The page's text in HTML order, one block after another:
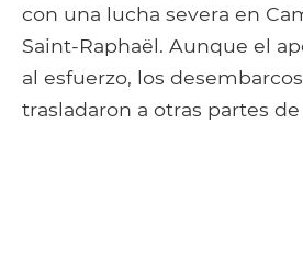
con una lucha severa en
Saint-Raphaël. Aunque el
al esfuerzo, los
trasladaron a otras partes de